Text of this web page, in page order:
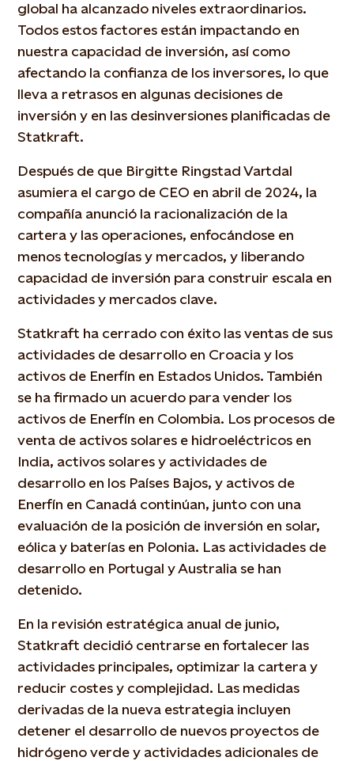
global ha alcanzado niveles extraordinarios.
Todos estos factores están impactando en
nuestra capacidad de inversión, así como
afectando la confianza de los inversores, lo que
lleva a retrasos en algunas decisiones de
inversión y en las desinversiones planificadas de
Statkraft.
Después de que Birgitte Ringstad Vartdal
asumiera el cargo de CEO en abril de 2024, la
compañía anunció la racionalización de la
cartera y las operaciones, enfocándose en
menos tecnologías y mercados, y liberando
capacidad de inversión para construir escala en
actividades y mercados clave.
Statkraft ha cerrado con éxito las ventas de sus
actividades de desarrollo en Croacia y los
activos de Enerfín en Estados Unidos. También
se ha firmado un acuerdo para vender los
activos de Enerfín en Colombia. Los procesos de
venta de activos solares e hidroeléctricos en
India, activos solares y actividades de
desarrollo en los Países Bajos, y activos de
Enerfín en Canadá continúan, junto con una
evaluación de la posición de inversión en solar,
eólica y baterías en Polonia. Las actividades de
desarrollo en Portugal y Australia se han
detenido.
En la revisión estratégica anual de junio,
Statkraft decidió centrarse en fortalecer las
actividades principales, optimizar la cartera y
reducir costes y complejidad. Las medidas
derivadas de la nueva estrategia incluyen
detener el desarrollo de nuevos proyectos de
hidrógeno verde y actividades adicionales de